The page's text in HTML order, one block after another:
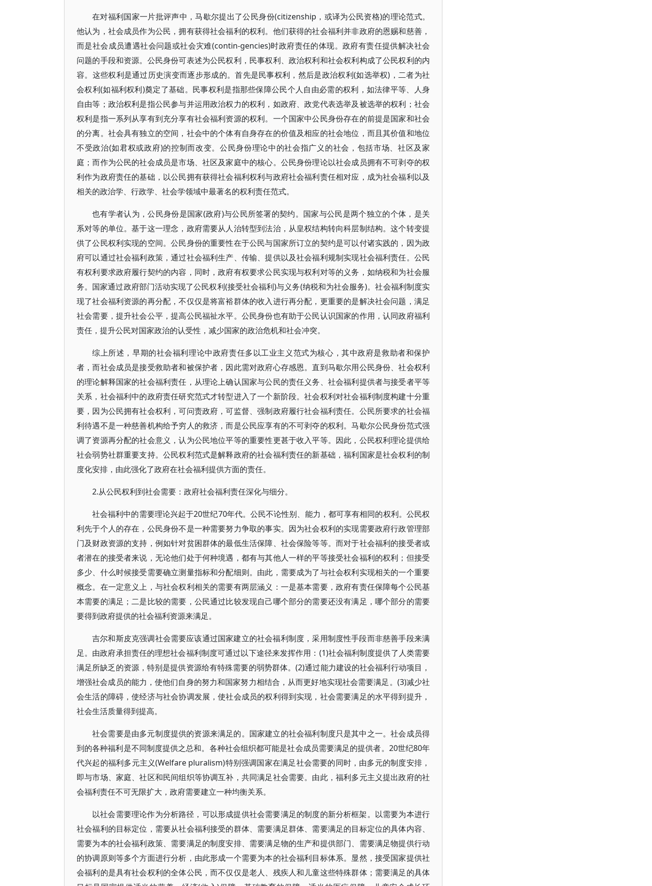
在对福利国家一片批评声中，马歇尔提出了公民身份(citizenship，或译为公民资格)的理论范式。
他认为，社会成员作为公民，拥有获得社会福利的权利。他们获得的社会福利并非政府的恩赐和慈善，
而是社会成员遭遇社会问题或社会灾难(contin-gencies)时政府责任的体现。政府有责任提供解决社会
问题的手段和资源。公民身份可表述为公民权利，民事权利、政治权利和社会权利构成了公民权利的内
容。这些权利是通过历史演变而逐步形成的。首先是民事权利，然后是政治权利(如选举权)，二者为社
会权利(如福利权利)奠定了基础。民事权利是指那些保障公民个人自由必需的权利，如法律平等、人身
自由等；政治权利是指公民参与并运用政治权力的权利，如政府、政党代表选举及被选举的权利；社会
权利是指一系列从享有到充分享有社会福利资源的权利。一个国家中公民身份存在的前提是国家和社会
的分离。社会具有独立的空间，社会中的个体有自身存在的价值及相应的社会地位，而且其价值和地位
不受政治(如君权或政府)的控制而改变。公民身份理论中的社会指广义的社会，包括市场、社区及家
庭；而作为公民的社会成员是市场、社区及家庭中的核心。公民身份理论以社会成员拥有不可剥夺的权
利作为政府责任的基础，以公民拥有获得社会福利权利与政府社会福利责任相对应，成为社会福利以及
相关的政治学、行政学、社会学领域中最著名的权利责任范式。
也有学者认为，公民身份是国家(政府)与公民所签署的契约。国家与公民是两个独立的个体，是关
系对等的单位。基于这一理念，政府需要从人治转型到法治，从皇权结构转向科层制结构。这个转变提
供了公民权利实现的空间。公民身份的重要性在于公民与国家所订立的契约是可以付诸实践的，因为政
府可以通过社会福利政策，通过社会福利生产、传输、提供以及社会福利规制实现社会福利责任。公民
有权利要求政府履行契约的内容，同时，政府有权要求公民实现与权利对等的义务，如纳税和为社会服
务。国家通过政府部门活动实现了公民权利(接受社会福利)与义务(纳税和为社会服务)。社会福利制度实
现了社会福利资源的再分配，不仅仅是将富裕群体的收入进行再分配，更重要的是解决社会问题，满足
社会需要，提升社会公平，提高公民福祉水平。公民身份也有助于公民认识国家的作用，认同政府福利
责任，提升公民对国家政治的认受性，减少国家的政治危机和社会冲突。
综上所述，早期的社会福利理论中政府责任多以工业主义范式为核心，其中政府是救助者和保护
者，而社会成员是接受救助者和被保护者，因此需对政府心存感恩。直到马歇尔用公民身份、社会权利
的理论解释国家的社会福利责任，从理论上确认国家与公民的责任义务、社会福利提供者与接受者平等
关系，社会福利中的政府责任研究范式才转型进入了一个新阶段。社会权利对社会福利制度构建十分重
要，因为公民拥有社会权利，可问责政府，可监督、强制政府履行社会福利责任。公民所要求的社会福
利待遇不是一种慈善机构给予穷人的救济，而是公民应享有的不可剥夺的权利。马歇尔公民身份范式强
调了资源再分配的社会意义，认为公民地位平等的重要性更甚于收入平等。因此，公民权利理论提供给
社会弱势社群重要支持。公民权利范式是解释政府的社会福利责任的新基础，福利国家是社会权利的制
度化安排，由此强化了政府在社会福利提供方面的责任。
2.从公民权利到社会需要：政府社会福利责任深化与细分。
社会福利中的需要理论兴起于20世纪70年代。公民不论性别、能力，都可享有相同的权利。公民权
利先于个人的存在，公民身份不是一种需要努力争取的事实。因为社会权利的实现需要政府行政管理部
门及财政资源的支持，例如针对贫困群体的最低生活保障、社会保险等等。而对于社会福利的接受者或
者潜在的接受者来说，无论他们处于何种境遇，都有与其他人一样的平等接受社会福利的权利；但接受
多少、什么时候接受需要确立测量指标和分配细则。由此，需要成为了与社会权利实现相关的一个重要
概念。在一定意义上，与社会权利相关的需要有两层涵义：一是基本需要，政府有责任保障每个公民基
本需要的满足；二是比较的需要，公民通过比较发现自己哪个部分的需要还没有满足，哪个部分的需要
要得到政府提供的社会福利资源来满足。
吉尔和斯皮克强调社会需要应该通过国家建立的社会福利制度，采用制度性手段而非慈善手段来满
足。由政府承担责任的理想社会福利制度可通过以下途径来发挥作用：(1)社会福利制度提供了人类需要
满足所缺乏的资源，特别是提供资源给有特殊需要的弱势群体。(2)通过能力建设的社会福利行动项目，
增强社会成员的能力，使他们自身的努力和国家努力相结合，从而更好地实现社会需要满足。(3)减少社
会生活的障碍，使经济与社会协调发展，使社会成员的权利得到实现，社会需要满足的水平得到提升，
社会生活质量得到提高。
社会需要是由多元制度提供的资源来满足的。国家建立的社会福利制度只是其中之一。社会成员得
到的各种福利是不同制度提供之总和。各种社会组织都可能是社会成员需要满足的提供者。20世纪80年
代兴起的福利多元主义(Welfare pluralism)特别强调国家在满足社会需要的同时，由多元的制度安排，
即与市场、家庭、社区和民间组织等协调互补，共同满足社会需要。由此，福利多元主义提出政府的社
会福利责任不可无限扩大，政府需要建立一种均衡关系。
以社会需要理论作为分析路径，可以形成提供社会需要满足的制度的新分析框架。以需要为本进行
社会福利的目标定位，需要从社会福利接受的群体、需要满足群体、需要满足的目标定位的具体内容、
需要为本的社会福利政策、需要满足的制度安排、需要满足物的生产和提供部门、需要满足物提供行动
的协调原则等多个方面进行分析，由此形成一个需要为本的社会福利目标体系。显然，接受国家提供社
会福利的是具有社会权利的全体公民，而不仅仅是老人、残疾人和儿童这些特殊群体；需要满足的具体